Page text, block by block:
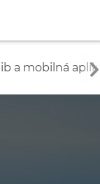
ib a mobilná